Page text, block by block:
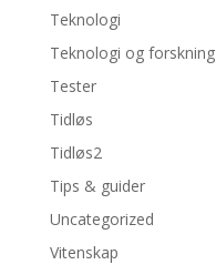
Teknologi
Teknologi og forskning
Tester
Tidløs
Tidløs2
Tips & guider
Uncategorized
Vitenskap